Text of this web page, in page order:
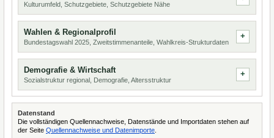
Kulturumfeld, Schutzgebiete, Schutzgebiete Nähe
Wahlen & Regionalprofil
Bundestagswahl 2025, Zweitstimmenanteile, Wahlkreis-Strukturdaten
Demografie & Wirtschaft
Sozialstruktur regional, Demografie, Altersstruktur
Datenstand
Die vollständigen Quellennachweise, Datenstände und Importdaten stehen auf
der Seite Quellennachweise und Datenimporte